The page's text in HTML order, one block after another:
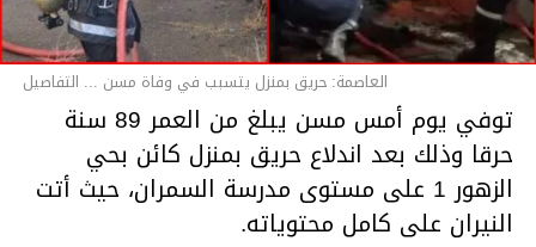
العاصمة: حريق بمنزل يتسبب في وفاة مسن ... التفاصيل
توفي يوم أمس مسن يبلغ من العمر 89 سنة
حرقا وذلك بعد اندلاع حريق بمنزل كائن بحي
الزهور 1 على مستوى مدرسة السمران، حيث أتت
النيران على كامل محتوياته.